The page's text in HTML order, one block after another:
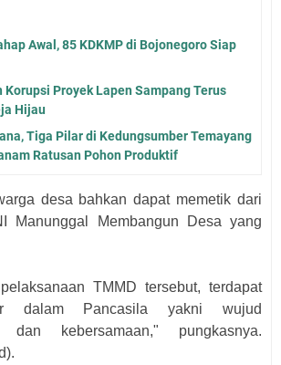
Awal, 85 KDKMP di Bojonegoro Siap
Korupsi Proyek Lapen Sampang Terus
Hijau
Tiga Pilar di Kedungsumber Temayang
Ratusan Pohon Produktif
desa bahkan dapat memetik dari
Manunggal Membangun Desa yang
TMMD tersebut, terdapat
dalam Pancasila yakni wujud
dan kebersamaan," pungkasnya.